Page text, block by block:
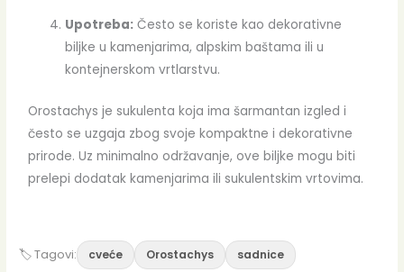
Upotreba: Često se koriste kao dekorativne
biljke u kamenjarima, alpskim baštama ili u
kontejnerskom vrtlarstvu.
Orostachys je sukulenta koja ima šarmantan izgled i
često se uzgaja zbog svoje kompaktne i dekorativne
prirode. Uz minimalno održavanje, ove biljke mogu biti
prelepi dodatak kamenjarima ili sukulentskim vrtovima.
🏷 Tagovi: cveće Orostachys sadnice